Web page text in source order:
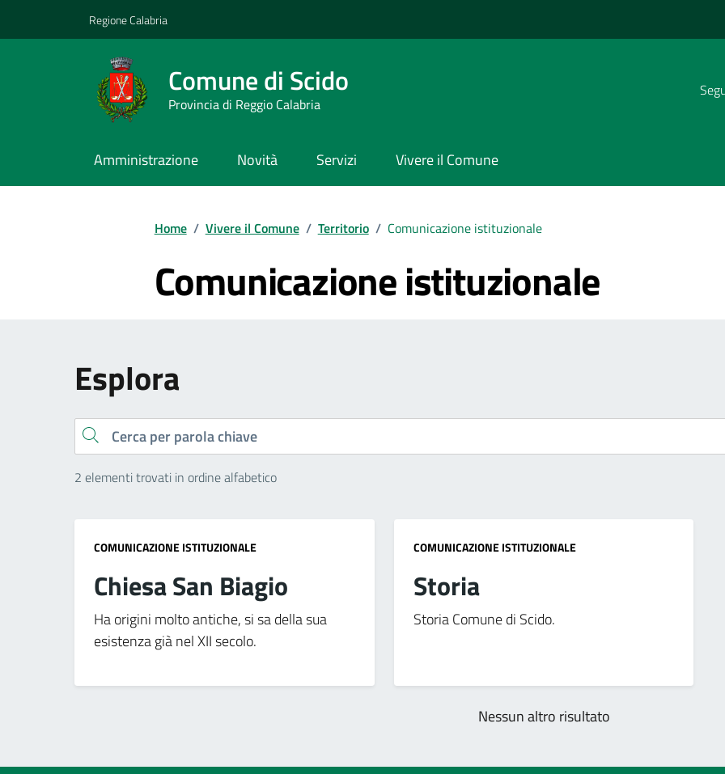
Regione Calabria
Comune di Scido
Provincia di Reggio Calabria
Amministrazione Novità Servizi Vivere il Comune
Home / Vivere il Comune / Territorio / Comunicazione istituzionale
Comunicazione istituzionale
Esplora
Cerca
2 elementi trovati in ordine alfabetico
COMUNICAZIONE ISTITUZIONALE
Chiesa San Biagio
Ha origini molto antiche, si sa della sua
esistenza già nel XII secolo.
COMUNICAZIONE ISTITUZIONALE
Storia
Storia Comune di Scido.
Nessun altro risultato